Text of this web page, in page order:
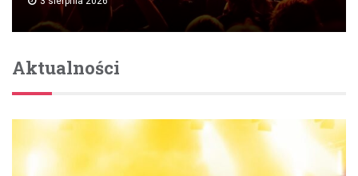
Aktualności